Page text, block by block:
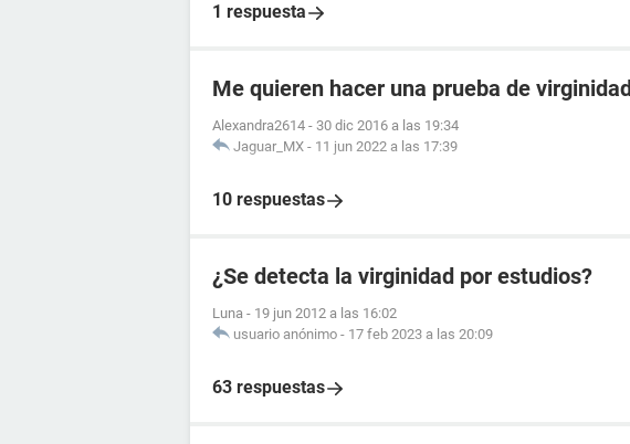
1 respuesta
Me quieren hacer una prueba de virginidad
Alexandra2614 - 30 dic 2016 a las 19:34
Jaguar_MX - 11 jun 2022 a las 17:39
10 respuestas
¿Se detecta la virginidad por estudios?
Luna - 19 jun 2012 a las 16:02
usuario anónimo - 17 feb 2023 a las 20:09
63 respuestas